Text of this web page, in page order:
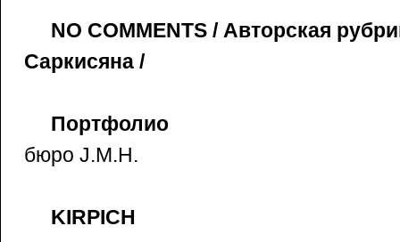
NO COMMENTS / Авторская
Саркисяна /
Портфолио
бюро J.M.H.
KIRPICH